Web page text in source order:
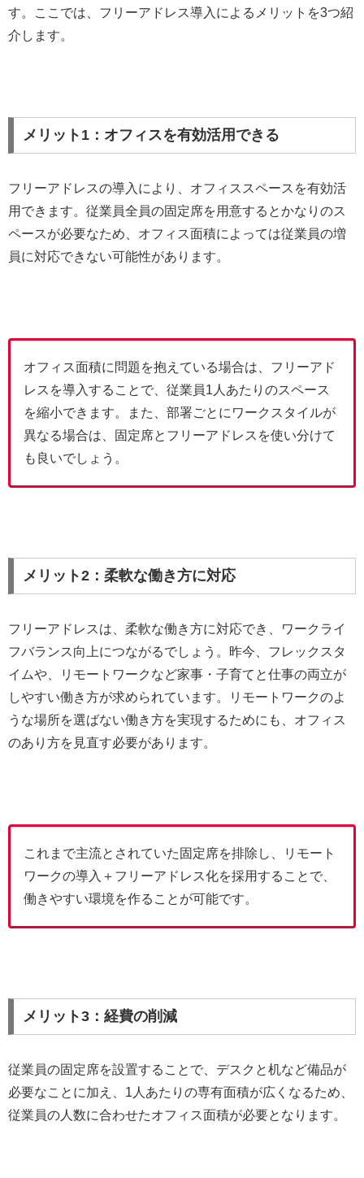
す。ここでは、フリーアドレス導入によるメリットを3つ紹
介します。
メリット1：オフィスを有効活用できる
フリーアドレスの導入により、オフィススペースを有効活
用できます。従業員全員の固定席を用意するとかなりのス
ペースが必要なため、オフィス面積によっては従業員の増
員に対応できない可能性があります。
オフィス面積に問題を抱えている場合は、フリーアド
レスを導入することで、従業員1人あたりのスペース
を縮小できます。また、部署ごとにワークスタイルが
異なる場合は、固定席とフリーアドレスを使い分けて
も良いでしょう。
メリット2：柔軟な働き方に対応
フリーアドレスは、柔軟な働き方に対応でき、ワークライ
フバランス向上につながるでしょう。昨今、フレックスタ
イムや、リモートワークなど家事・子育てと仕事の両立が
しやすい働き方が求められています。リモートワークのよ
うな場所を選ばない働き方を実現するためにも、オフィス
のあり方を見直す必要があります。
これまで主流とされていた固定席を排除し、リモート
ワークの導入＋フリーアドレス化を採用することで、
働きやすい環境を作ることが可能です。
メリット3：経費の削減
従業員の固定席を設置することで、デスクと机など備品が
必要なことに加え、1人あたりの専有面積が広くなるため、
従業員の人数に合わせたオフィス面積が必要となります。